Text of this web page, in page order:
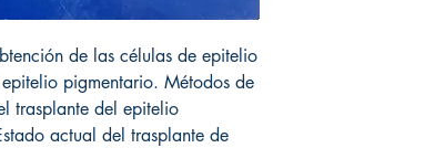
de las células de epitelio
pigmentario. Métodos de
trasplante del epitelio
actual del trasplante de